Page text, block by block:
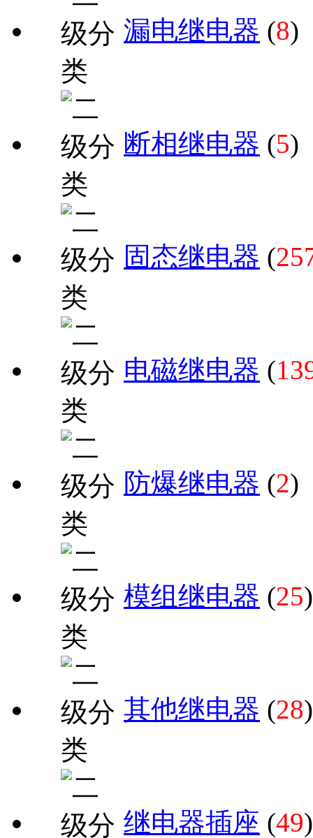
漏电继电器 (8)
断相继电器 (5)
固态继电器 (
电磁继电器 (
防爆继电器 (2)
模组继电器 (25)
其他继电器 (28)
继电器插座 (49)